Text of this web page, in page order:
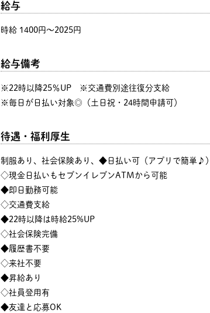
給与
時給 1400円〜2025円
給与備考
※22時以降25％UP ※交通費別途往復分支給
※毎日が日払い対象◎（土日祝・24時間申請可）
待遇・福利厚生
制服あり、社会保険あり、◆日払い可（アプリで簡単♪）
◇現金日払いもセブンイレブンATMから可能
◆即日勤務可能
◇交通費支給
◆22時以降は時給25%UP
◇社会保険完備
◆履歴書不要
◇来社不要
◆昇給あり
◇社員登用有
◆友達と応募OK